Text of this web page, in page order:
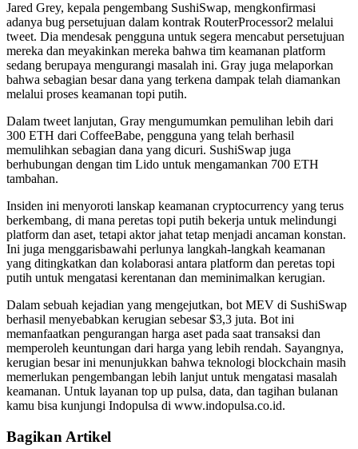
Jared Grey, kepala pengembang SushiSwap, mengkonfirmasi
adanya bug persetujuan dalam kontrak RouterProcessor2 melalui
tweet. Dia mendesak pengguna untuk segera mencabut persetujuan
mereka dan meyakinkan mereka bahwa tim keamanan platform
sedang berupaya mengurangi masalah ini. Gray juga melaporkan
bahwa sebagian besar dana yang terkena dampak telah diamankan
melalui proses keamanan topi putih.
Dalam tweet lanjutan, Gray mengumumkan pemulihan lebih dari
300 ETH dari CoffeeBabe, pengguna yang telah berhasil
memulihkan sebagian dana yang dicuri. SushiSwap juga
berhubungan dengan tim Lido untuk mengamankan 700 ETH
tambahan.
Insiden ini menyoroti lanskap keamanan cryptocurrency yang terus
berkembang, di mana peretas topi putih bekerja untuk melindungi
platform dan aset, tetapi aktor jahat tetap menjadi ancaman konstan.
Ini juga menggarisbawahi perlunya langkah-langkah keamanan
yang ditingkatkan dan kolaborasi antara platform dan peretas topi
putih untuk mengatasi kerentanan dan meminimalkan kerugian.
Dalam sebuah kejadian yang mengejutkan, bot MEV di SushiSwap
berhasil menyebabkan kerugian sebesar $3,3 juta. Bot ini
memanfaatkan pengurangan harga aset pada saat transaksi dan
memperoleh keuntungan dari harga yang lebih rendah. Sayangnya,
kerugian besar ini menunjukkan bahwa teknologi blockchain masih
memerlukan pengembangan lebih lanjut untuk mengatasi masalah
keamanan. Untuk layanan top up pulsa, data, dan tagihan bulanan
kamu bisa kunjungi Indopulsa di www.indopulsa.co.id.
Bagikan Artikel